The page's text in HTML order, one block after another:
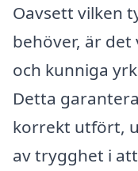
Oavsett vilken
behöver, är
och kunniga
Detta
korrekt utfört,
av trygghet i